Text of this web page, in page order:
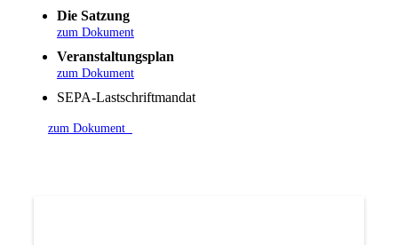
Die Satzung
zum Dokument
Veranstaltungsplan
zum Dokument
SEPA-Lastschriftmandat
zum Dokument